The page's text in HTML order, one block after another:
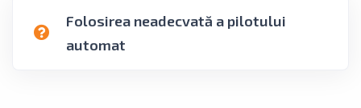
Folosirea neadecvată a pilotului
automat